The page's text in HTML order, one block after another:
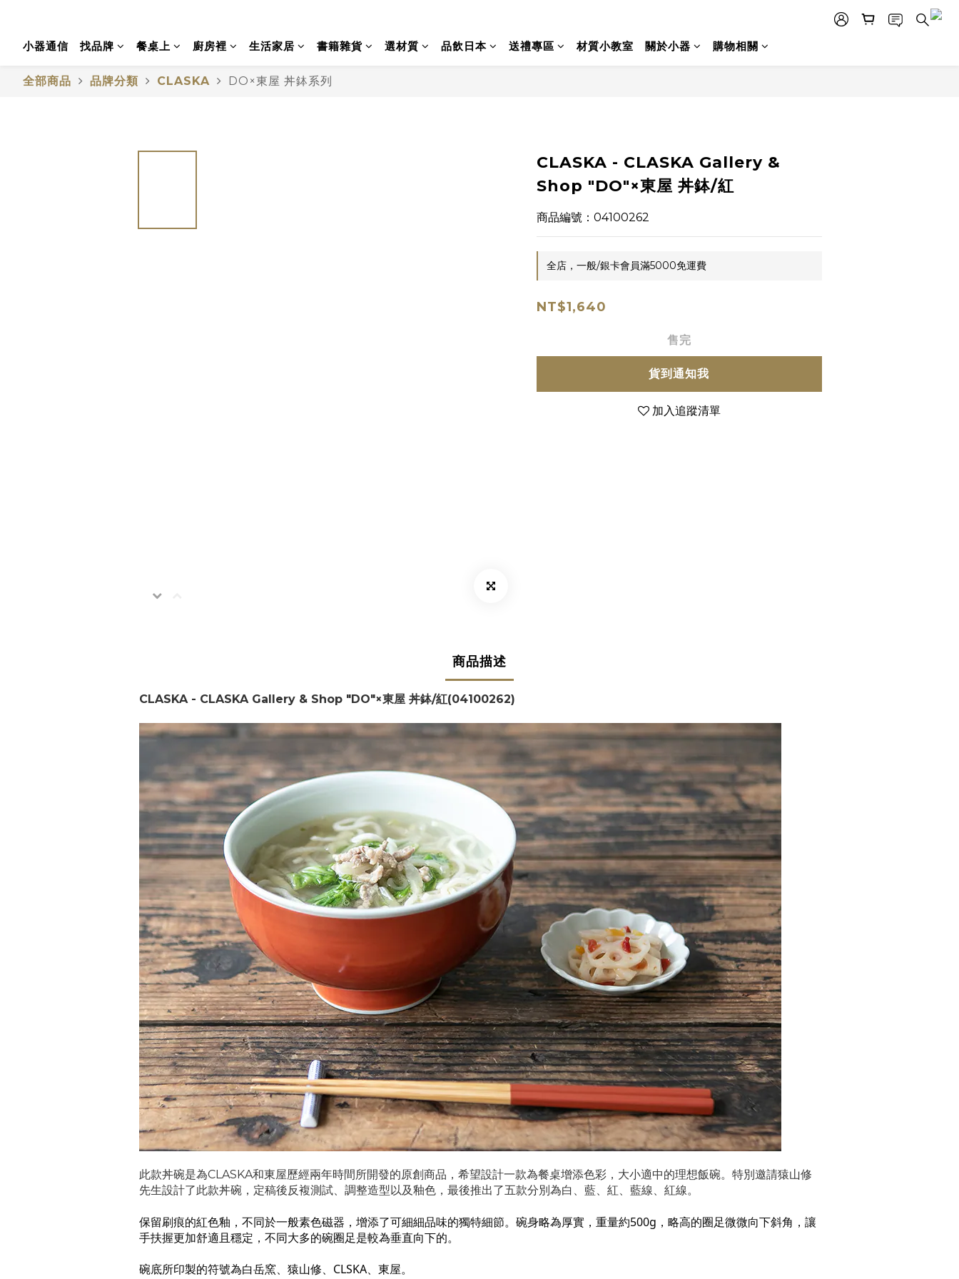
小器通信 找品牌 餐桌上 廚房裡 生活家居 書籍雜貨 選材質 品飲日本 送禮專區 材質小教室 關於小器 購物相關
全部商品 品牌分類 CLASKA DO×東屋 丼鉢系列
CLASKA - CLASKA Gallery &
Shop "DO"×東屋 丼鉢/紅
商品編號：04100262
全店，一般/銀卡會員滿5000免運費
NT$1,640
售完
貨到通知我
加入追蹤清單
商品描述
CLASKA - CLASKA Gallery & Shop "DO"×東屋 丼鉢/紅(04100262)
此款丼碗是為CLASKA和東屋歷經兩年時間所開發的原創商品，希望設計一款為餐桌增添色彩，大小適中的理想飯碗。特別邀請猿山修
先生設計了此款丼碗，定稿後反複測試、調整造型以及釉色，最後推出了五款分別為白、藍、紅、藍線、紅線。
保留刷痕的紅色釉，不同於一般素色磁器，增添了可細細品味的獨特細節。碗身略為厚實，重量約500g，略高的圈足微微向下斜角，讓
手扶握更加舒適且穩定，不同大多的碗圈足是較為垂直向下的。
碗底所印製的符號為白岳窯、猿山修、CLSKA、東屋。